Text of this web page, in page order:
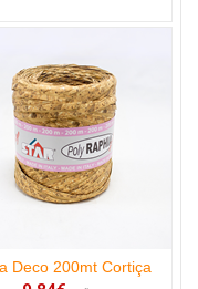
Deco 200mt Cortiça